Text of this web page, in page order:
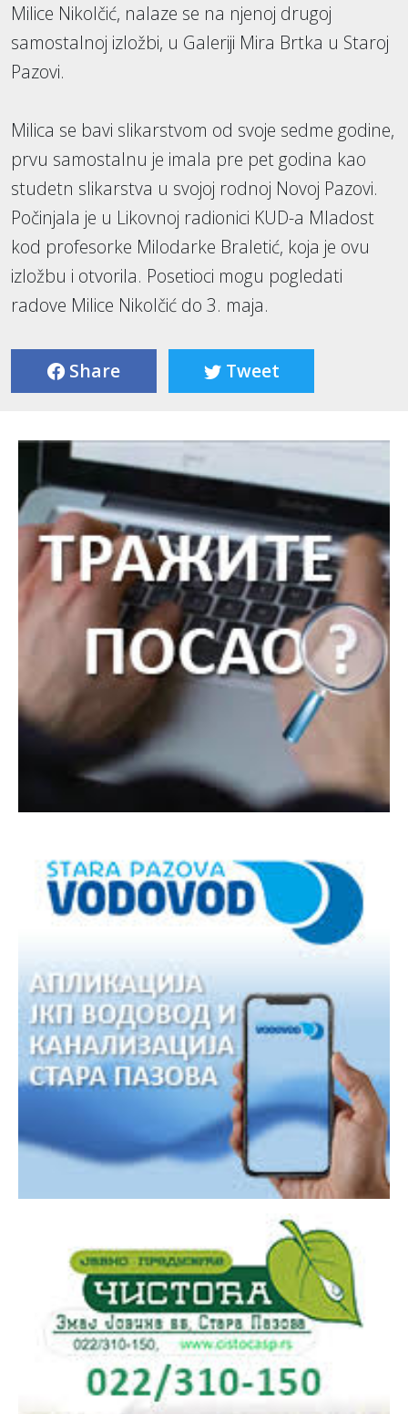
Milice Nikolčić, nalaze se na njenoj drugoj
samostalnoj izložbi, u Galeriji Mira Brtka u Staroj
Pazovi.
Milica se bavi slikarstvom od svoje sedme godine,
prvu samostalnu je imala pre pet godina kao
studetn slikarstva u svojoj rodnoj Novoj Pazovi.
Počinjala je u Likovnoj radionici KUD-a Mladost
kod profesorke Milodarke Braletić, koja je ovu
izložbu i otvorila. Posetioci mogu pogledati
radove Milice Nikolčić do 3. maja.
Share Tweet